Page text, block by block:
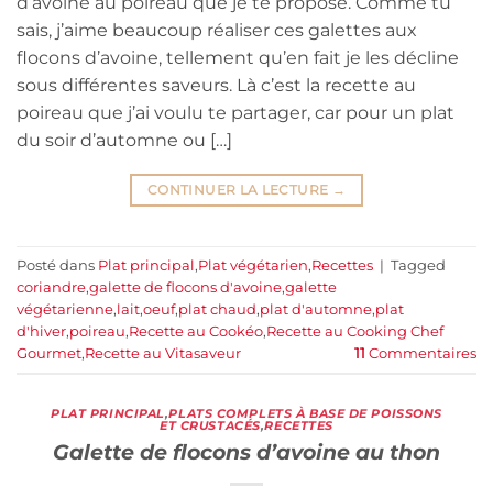
sais, j’aime beaucoup réaliser ces galettes aux
flocons d’avoine, tellement qu’en fait je les décline
sous différentes saveurs. Là c’est la recette au
poireau que j’ai voulu te partager, car pour un plat
du soir d’automne ou […]
CONTINUER LA LECTURE →
Posté dans Plat principal,Plat végétarien,Recettes | Tagged
coriandre,galette de flocons d'avoine,galette
végétarienne,lait,oeuf,plat chaud,plat d'automne,plat
d'hiver,poireau,Recette au Cookéo,Recette au Cooking Chef
Gourmet,Recette au Vitasaveur 11 Commentaires
PLAT PRINCIPAL,PLATS COMPLETS À BASE DE POISSONS
ET CRUSTACÉS,RECETTES
Galette de flocons d’avoine au thon